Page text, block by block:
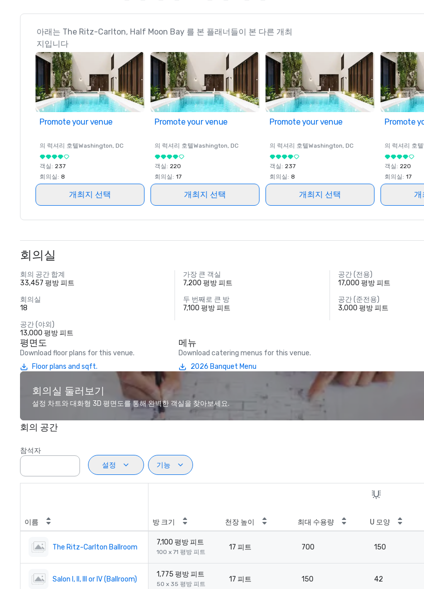
아래는 The Ritz-Carlton, Half Moon Bay 를 본 플래너들이 본 다른 개최
지입니다
Promote your venue
의 럭셔리 호텔Washington, DC
객실 : 237
회의실 : 8
개최지 선택
Promote your venue
의 럭셔리 호텔Washington, DC
객실 : 220
회의실 : 17
개최지 선택
Promote your venue
의 럭셔리 호텔Washington, DC
객실 : 237
회의실 : 8
개최지 선택
Promote
의 럭셔리 호텔
객실 : 220
회의실 : 17
개
회의실
회의 공간 합계
33,457 평방 피트
가장 큰 객실
7,200 평방 피트
공간 (전용)
17,000 평방 피트
회의실
18
두 번째로 큰 방
7,100 평방 피트
공간 (준전용)
3,000 평방 피트
공간 (야외)
13,000 평방 피트
평면도
Download floor plans for this venue.
Floor plans and sqft.
메뉴
Download catering menus for this venue.
2026 Banquet Menu
회의실 둘러보기
설정 차트와 대화형 3D 평면도를 통해 완벽한 객실을 찾아보세요.
회의 공간
참석자
설정
기능
이름 방 크기 천장 높이 최대 수용량 U 모양
The Ritz-Carlton Ballroom
7,100 평방 피트
100 x 71 평방 피트
17 피트 700 150
Salon I, II, III or IV (Ballroom)
1,775 평방 피트
50 x 35 평방 피트
17 피트 150 42